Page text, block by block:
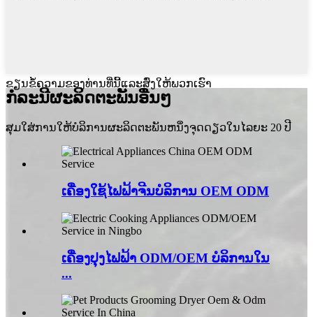
ຂຽນຂໍ້ຄວາມຂອງທ່ານທີ່ນີ້ແລະສົ່ງໃຫ້ພວກເຮົາ
ກໍລະນີຜະລິດຕະພັນອື່ນໆ
ສຸມໃສ່ການໃຫ້ບໍລິການຜະລິດຕະພັນຫນຶ່ງຈຸດດຽວໃນໄລຍະ 20 ປີ
ເຄື່ອງໃຊ້ໄຟຟ້າຈີນບໍລິການ OEM ODM
ເຄື່ອງປຸງໄຟຟ້າ ODM/OEM ບໍລິການໃນ
...